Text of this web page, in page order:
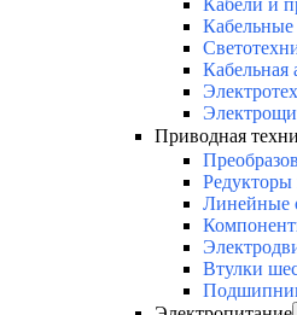
Кабели и
Кабельные
Кабельная
Приводная
Линейные
Втулки